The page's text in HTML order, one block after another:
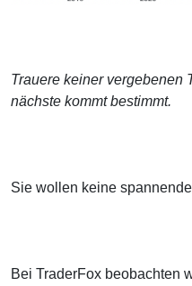
Trauere keiner vergebenen
nächste kommt bestimmt.
Sie wollen keine
Bei TraderFox beobachten